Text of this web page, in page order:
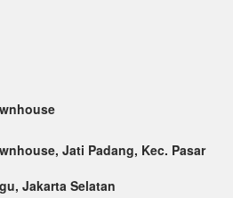
Jati Padang, Kec. Pasar
Jakarta Selatan